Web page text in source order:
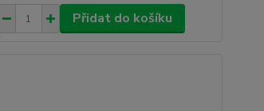
Přidat do košíku